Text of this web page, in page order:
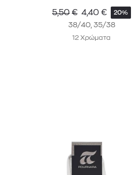
5,50 € 4,40 € 20%
38/40, 35/38
12 Χρώματα